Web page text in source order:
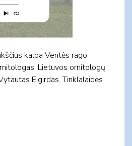
kalba Ventės rago
Lietuvos ornitologų
Eigirdas. Tinklalaidės